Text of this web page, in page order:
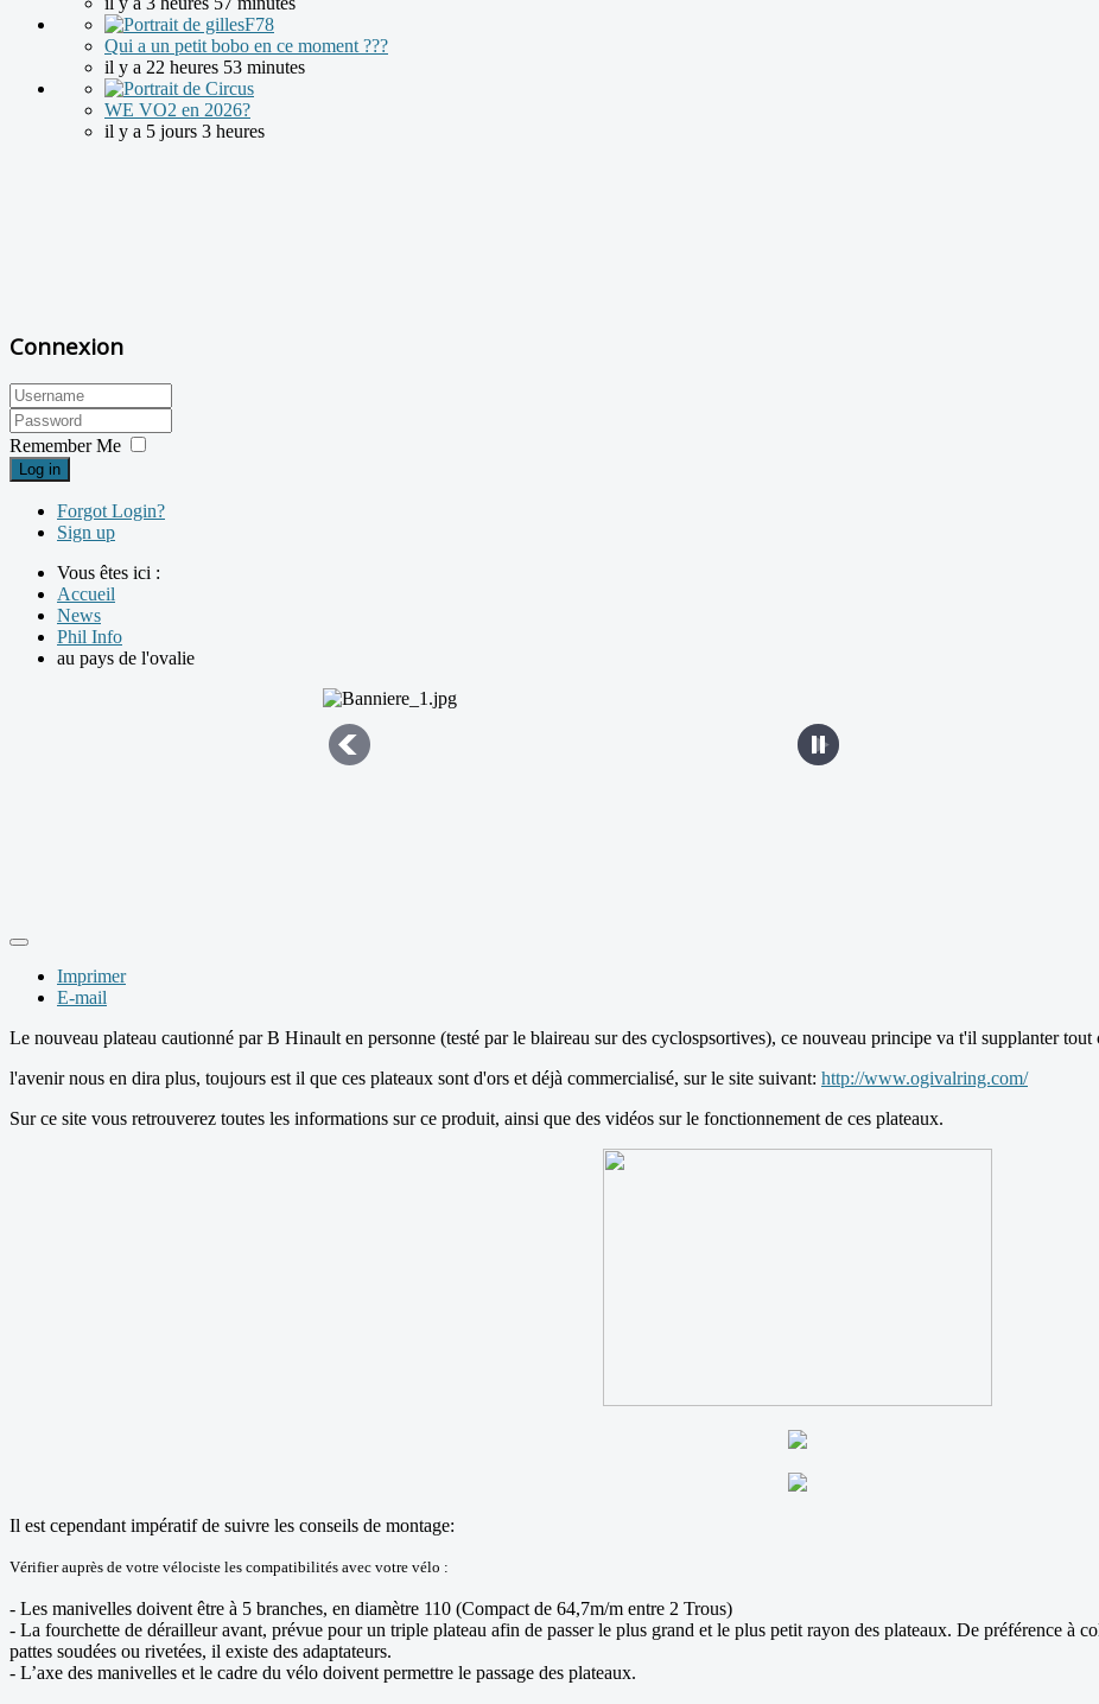
Qui a un petit bobo en ce moment ???
il y a 22 heures 53 minutes
WE VO2 en 2026?
il y a 5 jours 3 heures
Connexion
Remember Me
Log in
Forgot Login?
Sign up
Vous êtes ici :
Accueil
News
Phil Info
au pays de l'ovalie
Imprimer
E-mail
Le nouveau plateau cautionné par B Hinault en personne (testé par le blaireau sur des cyclospsortives), ce nouveau principe va t'il supplanter tout
l'avenir nous en dira plus, toujours est il que ces plateaux sont d'ors et déjà commercialisé, sur le site suivant: http://www.ogivalring.com/
Sur ce site vous retrouverez toutes les informations sur ce produit, ainsi que des vidéos sur le fonctionnement de ces plateaux.
Il est cependant impératif de suivre les conseils de montage:
Vérifier auprès de votre vélociste les compatibilités avec votre vélo :
- Les manivelles doivent être à 5 branches, en diamètre 110 (Compact de 64,7m/m entre 2 Trous)
- La fourchette de dérailleur avant, prévue pour un triple plateau afin de passer le plus grand et le plus petit rayon des plateaux. De préférence à
pattes soudées ou rivetées, il existe des adaptateurs.
- L’axe des manivelles et le cadre du vélo doivent permettre le passage des plateaux.